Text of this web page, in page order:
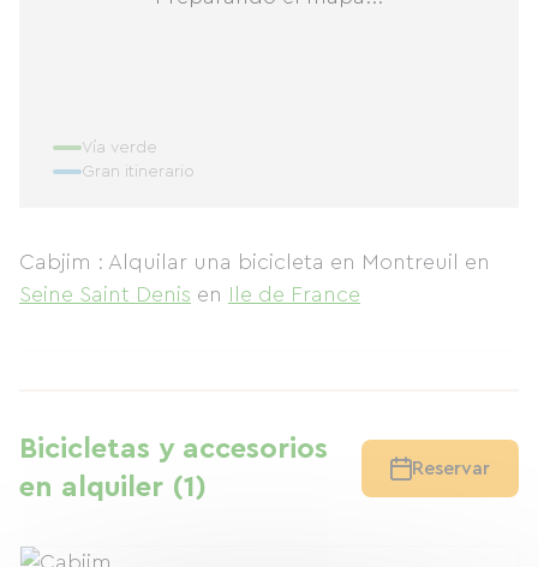
Vía verde
Gran itinerario
Cabjim : Alquilar una bicicleta en Montreuil en
Seine Saint Denis en Ile de France
Bicicletas y accesorios
en alquiler (1)
Reservar